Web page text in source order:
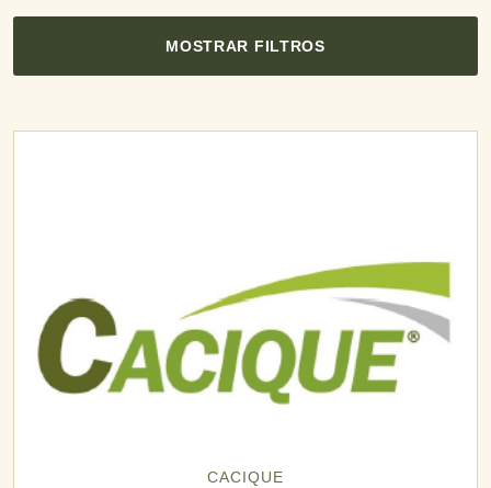
MOSTRAR FILTROS
CACIQUE